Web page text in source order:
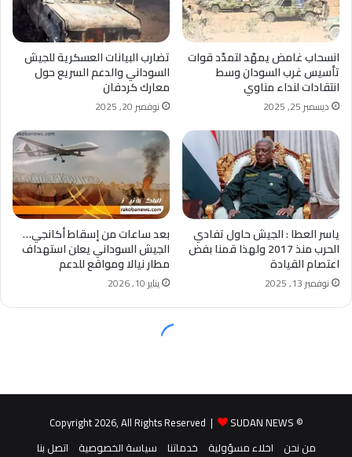
© Copyright 2026, All Rights Reserved |
SUDAN NEWS
من نحن
اخلاء مسؤولية خدماتنا سياسة الخصوصية اتصل بنا